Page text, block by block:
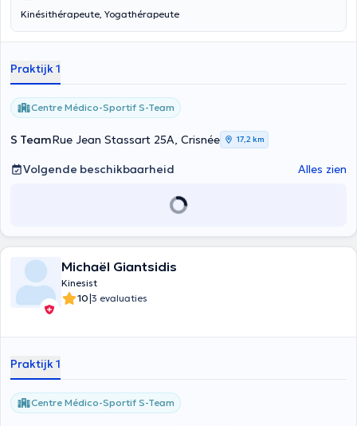
Kinésithérapeute, Yogathérapeute
Praktijk 1
Centre Médico-Sportif S-Team
S TeamRue Jean Stassart 25A, Crisnée 17,2 km
Volgende beschikbaarheid Alles zien
Michaël Giantsidis
Kinesist
10|3 evaluaties
Praktijk 1
Centre Médico-Sportif S-Team